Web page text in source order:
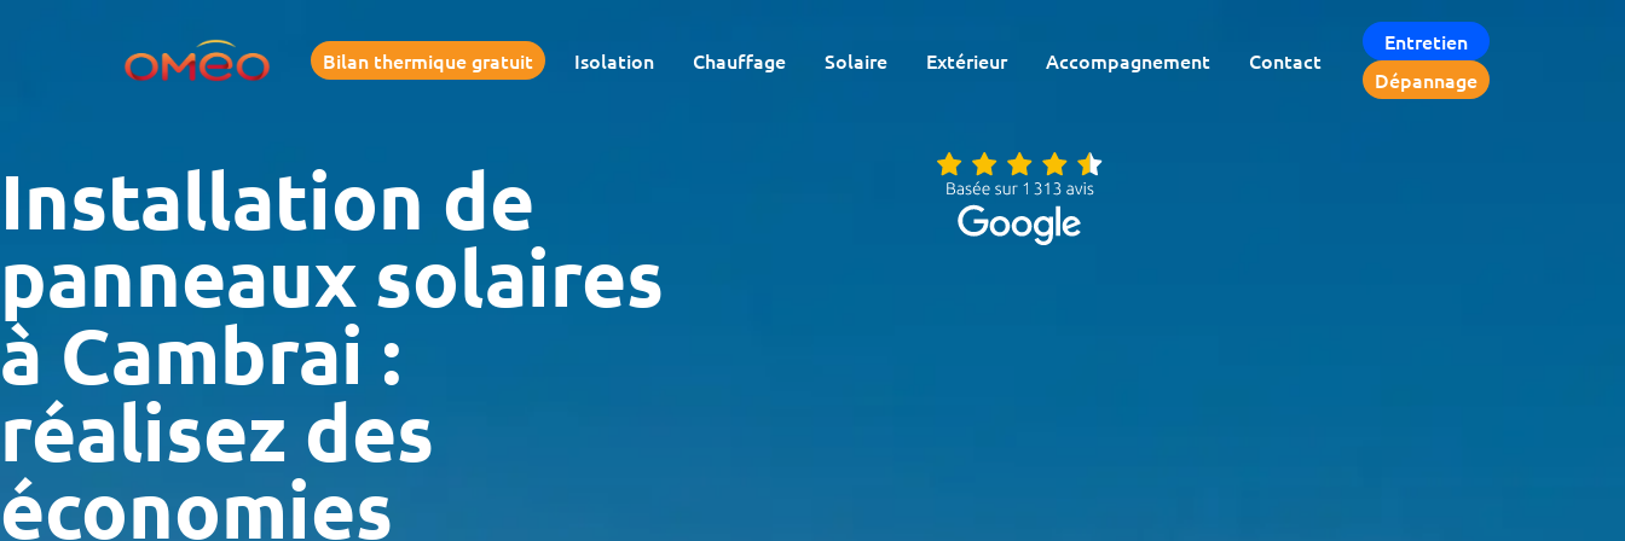
Bilan thermique gratuit Isolation Chauffage Solaire Extérieur Accompagnement Contact
Entretien
Dépannage
Installation de
panneaux solaires
à Cambrai :
réalisez des
économies